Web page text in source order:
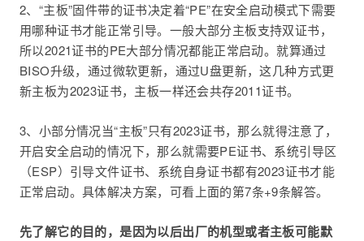
2、“主板”固件带的证书决定着“PE”在安全启动模式下需要
用哪种证书才能正常引导。一般大部分主板支持双证书，
所以2021证书的PE大部分情况都能正常启动。就算通过
BISO升级，通过微软更新，通过U盘更新，这几种方式更
新主板为2023证书，主板一样还会共存2011证书。
3、小部分情况当“主板”只有2023证书，那么就得注意了，
开启安全启动的情况下，那么就需要PE证书、系统引导区
（ESP）引导文件证书、系统自身证书都有2023证书才能
正常启动。具体解决方案，可看上面的第7条+9条解答。
先了解它的目的，是因为以后出厂的机型或者主板可能默